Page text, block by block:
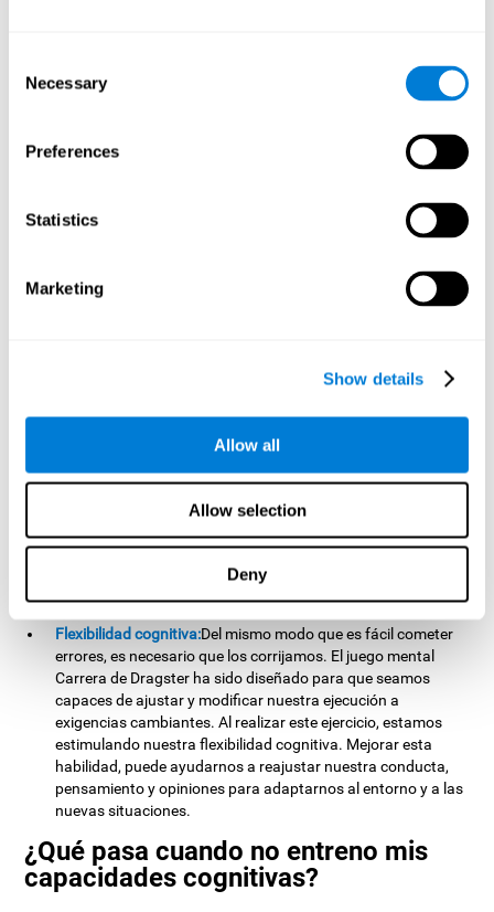
Selection
Necessary
Preferences
Statistics
Marketing
Show details
Allow all
Allow selection
Deny
Monitorización:
Es fácil cometer errores en la Carrera de
consciente de qué error se está cometiendo para poder
estamos entrenando nuestra capacidad de monitorización.
Mejorar esta habilidad cognitiva puede ayudarnos, por
ejemplo, a darnos cuenta de nuestros errores durante un
Percepción espacial:Esta capacidad cognitiva es esencial
para saber cuánto falta para llegar al final del recorrido y si
mediante este ejercicio de estimulación cognitiva, puede
ayudarnos a ser más eficientes en las diversas actividades
desplazarnos por nuestro entorno, o realizar actividades
más específicas, como puede ser, situar correctamente los
ladrillos en una construcción.
Flexibilidad cognitiva:Del mismo modo que es fácil cometer
errores, es necesario que los corrijamos. El juego mental
Carrera de Dragster ha sido diseñado para que seamos
capaces de ajustar y modificar nuestra ejecución a
exigencias cambiantes. Al realizar este ejercicio, estamos
estimulando nuestra flexibilidad cognitiva. Mejorar esta
habilidad, puede ayudarnos a reajustar nuestra conducta,
pensamiento y opiniones para adaptarnos al entorno y a las
nuevas situaciones.
¿Qué pasa cuando no entreno mis
capacidades cognitivas?